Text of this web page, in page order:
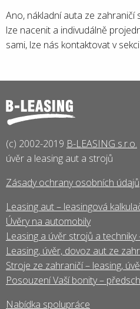
Ano, nákladní auta ze
lze nacenit a indivudálně
sami, lze nás kontaktovat v sekci
(c) 2002-2019 B-LEASING s.r.o.
úvěr a leasing aut a strojů
Zásady ochrany osobních údajů
Leasing aut – leasingová
Úvěry na automobily
Leasing a úvěr strojů a techniky
Leasing, úvěr, dovoz aut ze
Stroje ze zahraničí – leasing,
Posouzení Vaší bonity –
Nabídka spolupráce